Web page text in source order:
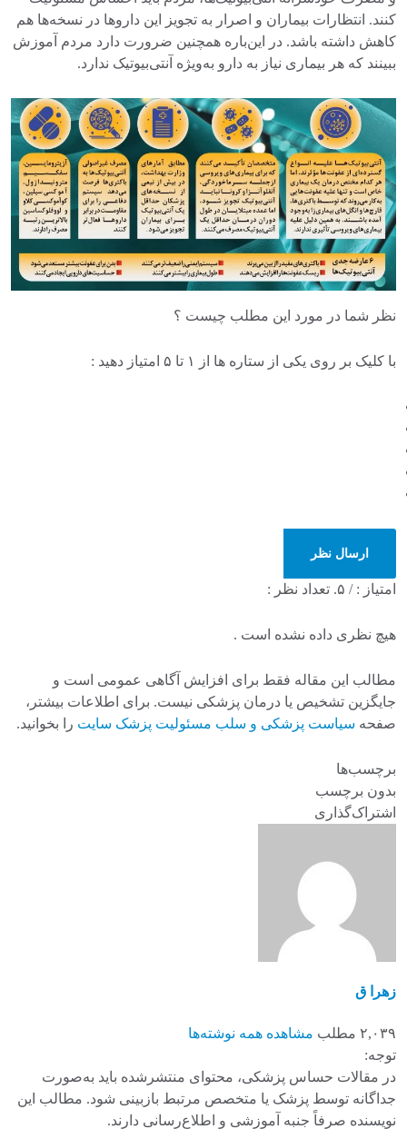
کنند. انتظارات بیماران و اصرار به تجویز این داروها در نسخه‌ها هم
کاهش داشته باشد. در این‌باره همچنین ضرورت دارد مردم آموزش
ببینند که هر بیماری نیاز به دارو به‌ویژه آنتی‌بیوتیک ندارد.
نظر شما در مورد این مطلب چیست ؟
با کلیک بر روی یکی از ستاره ها از ۱ تا ۵ امتیاز دهید :
ارسال نظر
امتیاز :/ ۵. تعداد نظر :
هیچ نظری داده نشده است .
مطالب این مقاله فقط برای افزایش آگاهی عمومی است و
جایگزین تشخیص یا درمان پزشکی نیست. برای اطلاعات بیشتر،
صفحه سیاست پزشکی و سلب مسئولیت پزشک سایت را بخوانید.
برچسب‌ها
بدون برچسب
اشتراک‌گذاری
زهرا ق
۲,۰۳۹ مطلب
مشاهده همه نوشته‌ها
توجه:
در مقالات حساس پزشکی، محتوای منتشرشده باید به‌صورت
جداگانه توسط پزشک یا متخصص مرتبط بازبینی شود. مطالب این
نویسنده صرفاً جنبه آموزشی و اطلاع‌رسانی دارند.